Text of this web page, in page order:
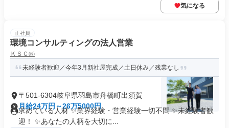
気になる
正社員
環境コンサルティングの法人営業
ＫＳＣ㈱
未経験者歓迎／今年3月新社屋完成／土日休み／残業なし
〒501-6304岐阜県羽島市舟橋町出須賀
月給24万円～26万5000円
求めている人材 ✨業界経験・営業経験一切不問 ✨未経験者歓
迎！ ✨あなたの人柄を大切に...